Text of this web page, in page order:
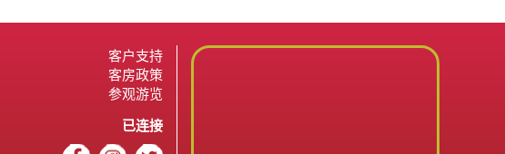
客户支持
客房政策
参观游览
已连接